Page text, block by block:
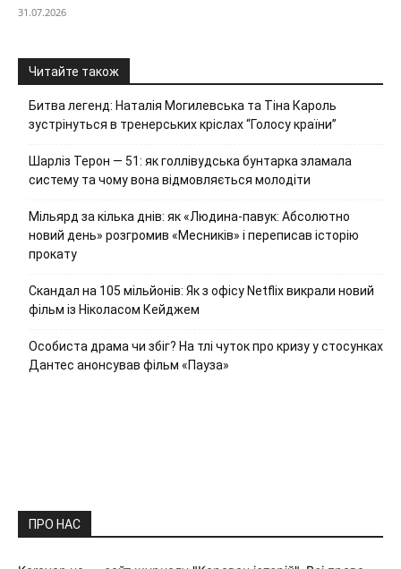
31.07.2026
Читайте також
Битва легенд: Наталія Могилевська та Тіна Кароль
зустрінуться в тренерських кріслах “Голосу країни”
Шарліз Терон — 51: як голлівудська бунтарка зламала
систему та чому вона відмовляється молодіти
Мільярд за кілька днів: як «Людина-павук: Абсолютно
новий день» розгромив «Месників» і переписав історію
прокату
Скандал на 105 мільйонів: Як з офісу Netflix викрали новий
фільм із Ніколасом Кейджем
Особиста драма чи збіг? На тлі чуток про кризу у стосунках
Дантес анонсував фільм «Пауза»
ПРО НАС